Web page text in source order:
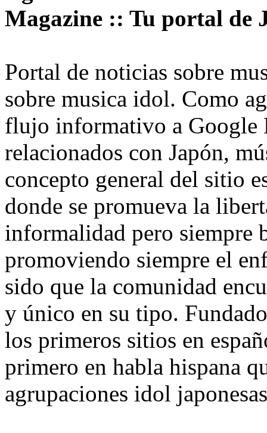
Magazine :: Tu portal de
Portal de noticias sobre
sobre musica idol. Como
flujo informativo a Google
relacionados con Japón,
concepto general del sitio
donde se promueva la
informalidad pero siempre
promoviendo siempre el
sido que la comunidad
y único en su tipo.
los primeros sitios en
primero en habla hispana
agrupaciones idol